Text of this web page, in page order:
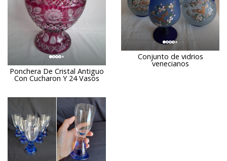
Ponchera De Cristal Antiguo
Con Cucharon Y 24 Vasos
Conjunto de vidrios
venecianos